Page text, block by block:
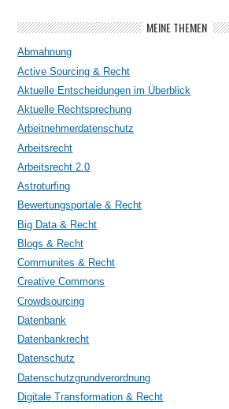
MEINE THEMEN
Abmahnung
Active Sourcing & Recht
Aktuelle Entscheidungen im Überblick
Aktuelle Rechtsprechung
Arbeitnehmerdatenschutz
Arbeitsrecht
Arbeitsrecht 2.0
Astroturfing
Bewertungsportale & Recht
Big Data & Recht
Blogs & Recht
Communites & Recht
Creative Commons
Crowdsourcing
Datenbank
Datenbankrecht
Datenschutz
Datenschutzgrundverordnung
Digitale Transformation & Recht